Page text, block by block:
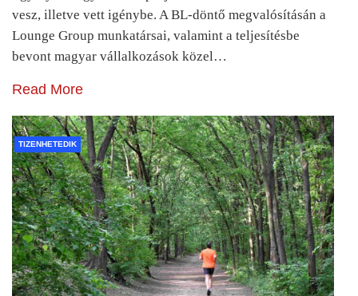
vesz, illetve vett igénybe. A BL-döntő megvalósításán a
Lounge Group munkatársai, valamint a teljesítésbe
bevont magyar vállalkozások közel…
Read More
TIZENHETEDIK